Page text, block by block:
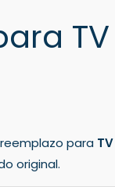
TV
para
original.